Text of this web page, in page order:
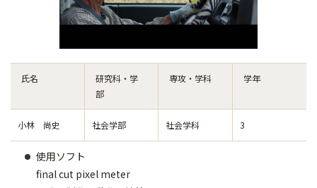
氏名
研究科・学
部
専攻・学科 学年
小林 尚史 社会学部 社会学科 3
使用ソフト
final cut pixel meter